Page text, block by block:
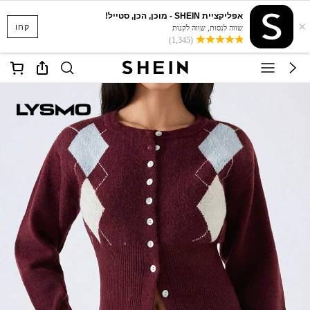
קחו ×
אפליקציית SHEIN - מוכן, הכן, סטייל!
שווה לנסות, שווה לקנות
(1,345)